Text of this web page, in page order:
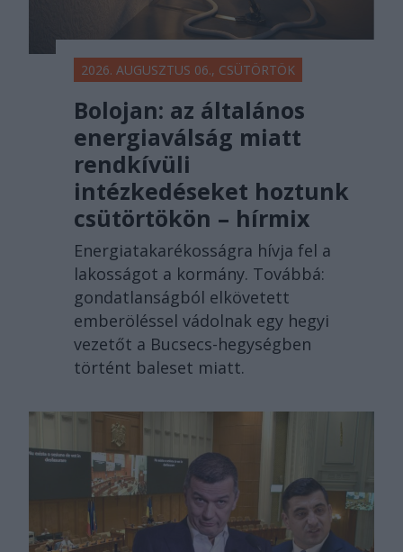
2026. AUGUSZTUS 06., CSÜTÖRTÖK
Bolojan: az általános
energiaválság miatt
rendkívüli
intézkedéseket hoztunk
csütörtökön – hírmix
Energiatakarékosságra hívja fel a
lakosságot a kormány. Továbbá:
gondatlanságból elkövetett
emberöléssel vádolnak egy hegyi
vezetőt a Bucsecs-hegységben
történt baleset miatt.